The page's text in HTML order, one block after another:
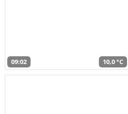
09:02 10,0 °C